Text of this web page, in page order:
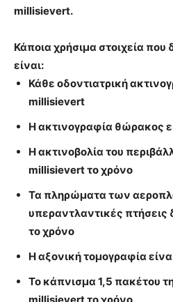
millisievert.
Κάποια χρήσιμα στοιχεία
είναι:
Κάθε οδοντιατρική
millisievert
Η ακτινογραφία θώρακος
Η ακτινοβολία του
millisievert το χρόνο
Τα πληρώματα των
υπεραντλαντικές
το χρόνο
Η αξονική τομογραφία
Το κάπνισμα 1,5 πακέτου